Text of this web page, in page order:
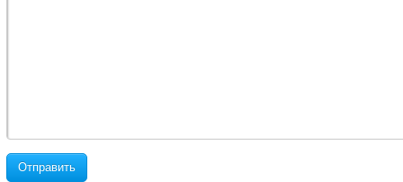
Отправить